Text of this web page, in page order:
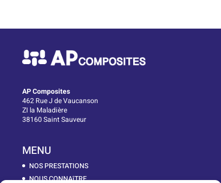
AP Composites
462 Rue J de Vaucanson
ZI la Maladière
38160 Saint Sauveur
MENU
NOS PRESTATIONS
NOUS CONNAîTRE